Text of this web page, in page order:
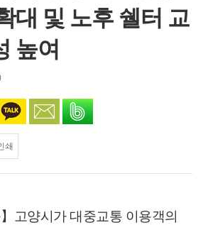
대 및 노후 쉘터 교
높여
유
공유
카오 스토리로 공유
카카오톡으로 공유
문자로 공유
쇄
고양시가 대중교통 이용객의